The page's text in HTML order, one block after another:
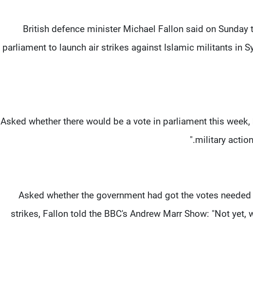
British defence minister Michael Fallon said on Sunday
parliament to launch air strikes against Islamic militants in
Asked whether there would be a vote in parliament this
military
Asked whether the government had got the votes
strikes, Fallon told the BBC's Andrew Marr Show: "Not yet,